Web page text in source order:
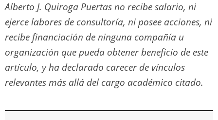
Alberto J. Quiroga Puertas no recibe salario, ni
ejerce labores de consultoría, ni posee acciones, ni
recibe financiación de ninguna compañía u
organización que pueda obtener beneficio de este
artículo, y ha declarado carecer de vínculos
relevantes más allá del cargo académico citado.